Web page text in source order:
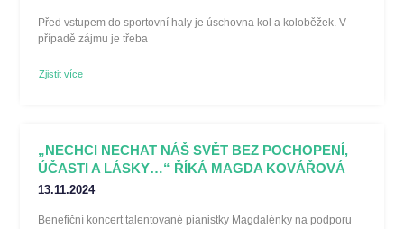
Před vstupem do sportovní haly je úschovna kol a koloběžek. V
případě zájmu je třeba
Zjistit více
„NECHCI NECHAT NÁŠ SVĚT BEZ POCHOPENÍ,
ÚČASTI A LÁSKY…“ ŘÍKÁ MAGDA KOVÁŘOVÁ
13.11.2024
Benefiční koncert talentované pianistky Magdalénky na podporu